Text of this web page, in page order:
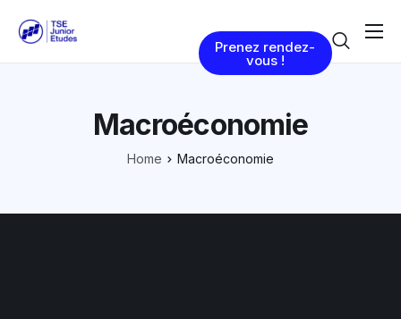
Nos Services
À propos de nous
Prenez rendez-
vous !
Macroéconomie
Home Macroéconomie